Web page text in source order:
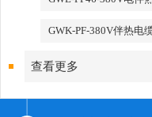
GWK-PF-380V伴热电
查看更多